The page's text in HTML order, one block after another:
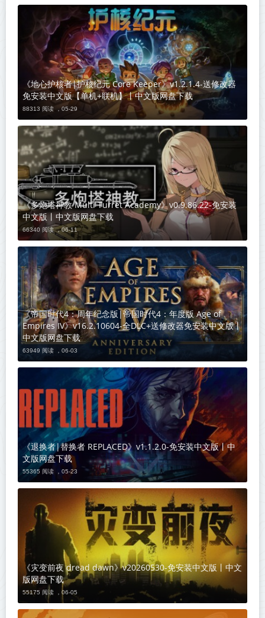
《地心护核者|护核纪元 Core Keeper》v1.2.1.4-送修改器
免安装中文版【单机+联机】丨中文版网盘下载
88313 阅读 ，05-29
《多炮塔神教 Multi Turret Academy》v0.9.86.22-免安装
中文版丨中文版网盘下载
66340 阅读 ，06-11
《帝国时代4：周年纪念版|帝国时代4：年度版 Age of
Empires IV》v16.2.10604-全DLC+送修改器免安装中文版丨
中文版网盘下载
63949 阅读 ， 06-03
《退换者|替换者 REPLACED》v1.1.2.0-免安装中文版丨中
文版网盘下载
55365 阅读 ， 05-23
《灾变前夜 dread dawn》v20260530-免安装中文版丨中文
版网盘下载
55175 阅读 ， 06-05